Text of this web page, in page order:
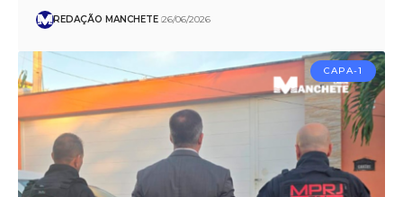
REDAÇÃO MANCHETE 26/06/2026
CAPA-1